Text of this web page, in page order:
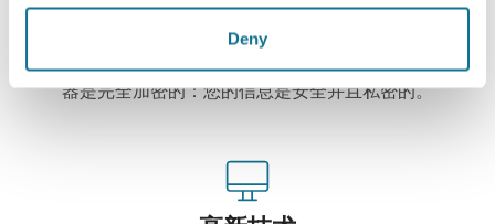
Deny
器是完全加密的：您的信息是安全并且私密的。